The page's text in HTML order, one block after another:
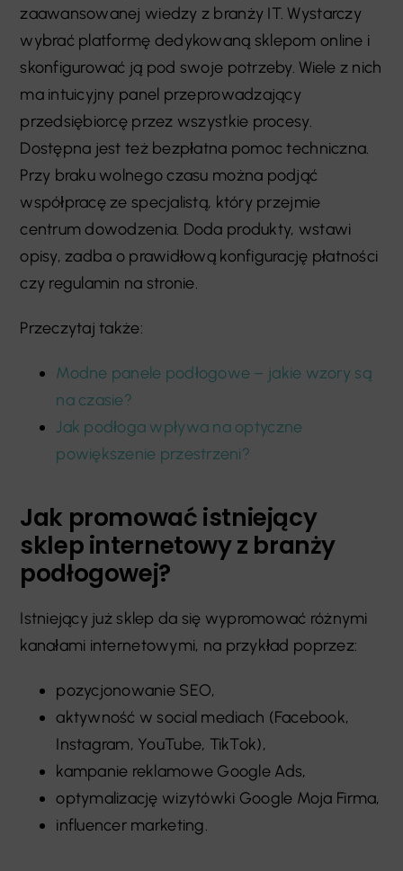
zaawansowanej wiedzy z branży IT. Wystarczy
wybrać platformę dedykowaną sklepom online i
skonfigurować ją pod swoje potrzeby. Wiele z nich
ma intuicyjny panel przeprowadzający
przedsiębiorcę przez wszystkie procesy.
Dostępna jest też bezpłatna pomoc techniczna.
Przy braku wolnego czasu można podjąć
współpracę ze specjalistą, który przejmie
centrum dowodzenia. Doda produkty, wstawi
opisy, zadba o prawidłową konfigurację płatności
czy regulamin na stronie.
Przeczytaj także:
Modne panele podłogowe – jakie wzory są
na czasie?
Jak podłoga wpływa na optyczne
powiększenie przestrzeni?
Jak promować istniejący
sklep internetowy z branży
podłogowej?
Istniejący już sklep da się wypromować różnymi
kanałami internetowymi, na przykład poprzez:
pozycjonowanie SEO,
aktywność w social mediach (Facebook,
Instagram, YouTube, TikTok),
kampanie reklamowe Google Ads,
optymalizację wizytówki Google Moja Firma,
influencer marketing.